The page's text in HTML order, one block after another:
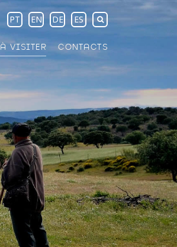
PT EN DE ES
À VISITER CONTACTS